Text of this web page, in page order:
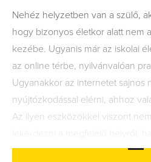
Nehéz helyzetben van a szülő,
hogy bizonyos életkor alatt nem
kezébe. Ugyanis már az iskolai
az online térbe, nyilvánvalóan
Ugyanakkor az internetet sajnos
nyújtózkodással elérni, ahhoz
Az ilyen eszközökkel viszont